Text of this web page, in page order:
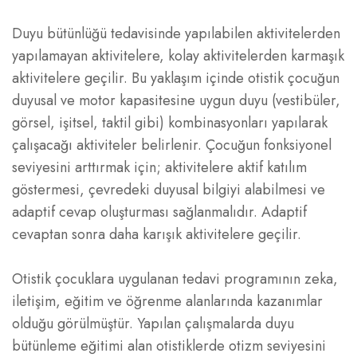
Duyu bütünlüğü tedavisinde yapılabilen aktivitelerden
yapılamayan aktivitelere, kolay aktivitelerden karmaşık
aktivitelere geçilir. Bu yaklaşım içinde otistik çocuğun
duyusal ve motor kapasitesine uygun duyu (vestibüler,
görsel, işitsel, taktil gibi) kombinasyonları yapılarak
çalışacağı aktiviteler belirlenir. Çocuğun fonksiyonel
seviyesini arttırmak için; aktivitelere aktif katılım
göstermesi, çevredeki duyusal bilgiyi alabilmesi ve
adaptif cevap oluşturması sağlanmalıdır. Adaptif
cevaptan sonra daha karışık aktivitelere geçilir.
Otistik çocuklara uygulanan tedavi programının zeka,
iletişim, eğitim ve öğrenme alanlarında kazanımlar
olduğu görülmüştür. Yapılan çalışmalarda duyu
bütünleme eğitimi alan otistiklerde otizm seviyesini